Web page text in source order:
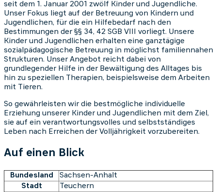
seit dem 1. Januar 2001 zwölf Kinder und Jugendliche.
Unser Fokus liegt auf der Betreuung von Kindern und
Jugendlichen, für die ein Hilfebedarf nach den
Bestimmungen der §§ 34, 42 SGB VIII vorliegt. Unsere
Kinder und Jugendlichen erhalten eine ganztägige
sozialpädagogische Betreuung in möglichst familiennahen
Strukturen. Unser Angebot reicht dabei von
grundlegender Hilfe in der Bewältigung des Alltages bis
hin zu speziellen Therapien, beispielsweise dem Arbeiten
mit Tieren.
So gewährleisten wir die bestmögliche individuelle
Erziehung unserer Kinder und Jugendlichen mit dem Ziel,
sie auf ein verantwortungsvolles und selbstständiges
Leben nach Erreichen der Volljährigkeit vorzubereiten.
Auf einen Blick
Bundesland
Sachsen-Anhalt
Stadt
Teuchern